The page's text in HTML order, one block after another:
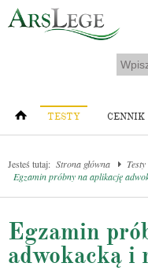
TESTY CENNIK
Jesteś tutaj: Strona główna
Egzamin próbny na aplikację
Egzamin
adwokacką i